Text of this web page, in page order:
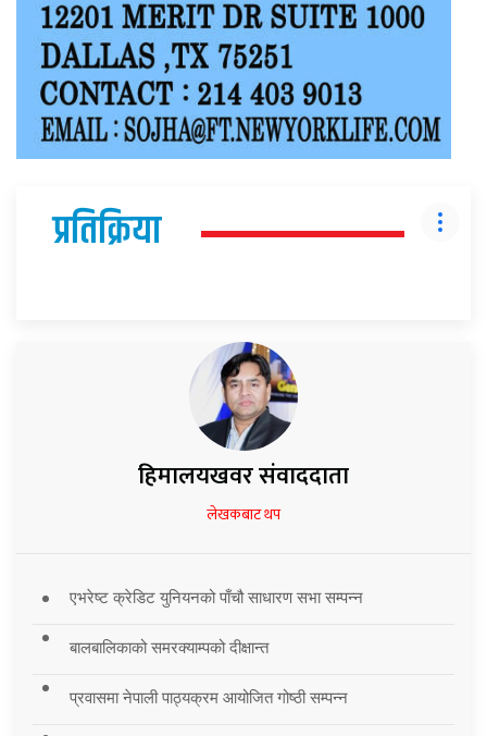
प्रतिक्रिया
हिमालयखवर संवाददाता
लेखकबाट थप
एभरेष्ट क्रेडिट युनियनको पाँचौ साधारण सभा सम्पन्न
बालबालिकाको समरक्याम्पको दीक्षान्त
प्रवासमा नेपाली पाठ्यक्रम आयोजित गोष्ठी सम्पन्न